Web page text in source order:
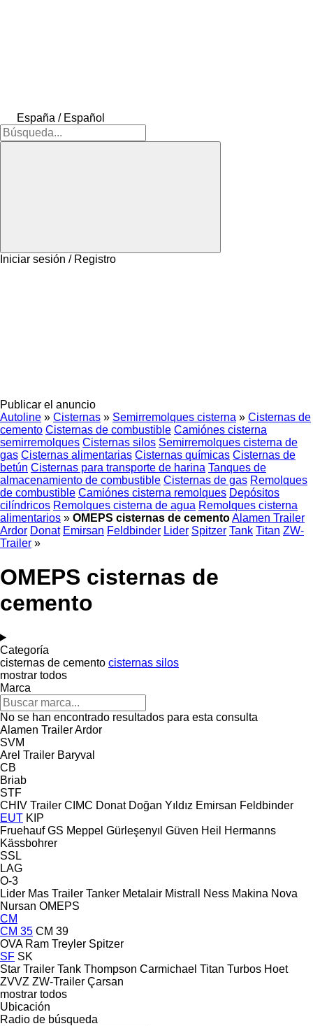
España / Español
Iniciar sesión / Registro
Publicar el anuncio
Autoline » Cisternas » Semirremolques cisterna » Cisternas de
cemento Cisternas de combustible Camiónes cisterna
semirremolques Cisternas silos Semirremolques cisterna de
gas Cisternas alimentarias Cisternas químicas Cisternas de
betún Cisternas para transporte de harina Tanques de
almacenamiento de combustible Cisternas de gas Remolques
de combustible Camiónes cisterna remolques Depósitos
cilíndricos Remolques cisterna de agua Remolques cisterna
alimentarios » OMEPS cisternas de cementoAlamen Trailer
Ardor Donat Emirsan Feldbinder Lider Spitzer Tank Titan ZW-
Trailer »
OMEPS cisternas de
cemento
Categoría
cisternas de cemento cisternas silos
mostrar todos
Marca
No se han encontrado resultados para esta consulta
Alamen TrailerArdor
SVM
Arel Trailer Baryval
CB
Briab
STF
CHIV Trailer CIMC Donat Doğan Yıldız Emirsan Feldbinder
EUT KIP
Fruehauf GS Meppel Gürleşenyıl Güven Heil
Hermanns
Kässbohrer
SSL
LAG
O-3
Lider Mas Trailer Tanker Metalair Mistrall Ness Makina Nova
Nursan OMEPS
CM
CM 35 CM 39
OVA Ram Treyler Spitzer
SF SK
Star Trailer Tank Thompson Carmichael Titan Turbos Hoet
ZVVZ ZW-Trailer Çarsan
mostrar todos
Ubicación
Radio de búsqueda